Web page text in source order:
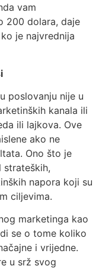
vam
200 dolara, daje
je najvrednija
poslovanju nije u
kanala ili
ili lajkova. Ove
ako ne
Ono što je
strateških,
napora koji su
ciljevima.
marketinga kao
se o tome koliko
i vrijedne.
u srž svog